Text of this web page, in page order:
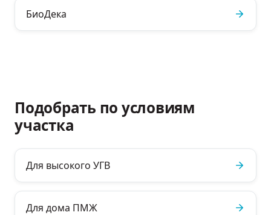
БиоДека
Подобрать по условиям
участка
Для высокого УГВ
Для дома ПМЖ